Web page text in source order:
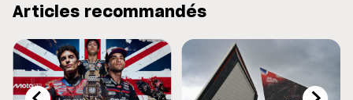
Articles recommandés